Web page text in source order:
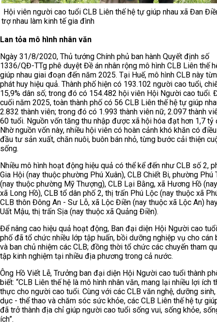
Hội viên người cao tuổi CLB Liên thế hệ tự giúp nhau xã Đan
trợ nhau làm kinh tế gia đình
Lan tỏa mô hình nhân văn
Ngày 31/8/2020, Thủ tướng Chính phủ ban hành Quyết định số
1336/QĐ-TTg phê duyệt Đề án nhân rộng mô hình CLB Liên thế
giúp nhau giai đoạn đến năm 2025. Tại Huế, mô hình CLB này
phát huy hiệu quả. Thành phố hiện có 193.102 người cao tuổi,
15,9% dân số; trong đó có 154.482 hội viên Hội Người cao tuổi.
cuối năm 2025, toàn thành phố có 56 CLB Liên thế hệ tự giúp
2.832 thành viên; trong đó có 1.993 thành viên nữ, 2.097 thành
60 tuổi. Nguồn vốn tăng thu nhập được xã hội hóa đạt hơn 1,7 tỷ
Nhờ nguồn vốn này, nhiều hội viên có hoàn cảnh khó khăn có
đầu tư sản xuất, chăn nuôi, buôn bán nhỏ, từng bước cải thiện
sống.
Nhiều mô hình hoạt động hiệu quả có thể kể đến như CLB số 2,
Gia Hội (nay thuộc phường Phú Xuân), CLB Chiết Bi, phường Phú
(nay thuộc phường Mỹ Thượng), CLB Lại Bằng, xã Hương Hồ
xã Long Hồ), CLB tổ dân phố 2, thị trấn Phú Lộc (nay thuộc xã
CLB thôn Đông An - Sư Lỗ, xã Lộc Điền (nay thuộc xã Lộc An)
Uất Mậu, thị trấn Sịa (nay thuộc xã Quảng Điền).
Để nâng cao hiệu quả hoạt động, Ban đại diện Hội Người cao
phố đã tổ chức nhiều lớp tập huấn, bồi dưỡng nghiệp vụ cho cán
và ban chủ nhiệm các CLB; đồng thời tổ chức các chuyến tham
tập kinh nghiệm tại nhiều địa phương trong cả nước.
Ông Hồ Viết Lễ, Trưởng ban đại diện Hội Người cao tuổi thành
biết: “CLB Liên thế hệ là mô hình nhân văn, mang lại nhiều lợi ích
thực cho người cao tuổi. Cùng với các CLB văn nghệ, dưỡng sinh,
dục - thể thao và chăm sóc sức khỏe, các CLB Liên thế hệ tự
đã trở thành địa chỉ giúp người cao tuổi sống vui, sống khỏe,
ích”.